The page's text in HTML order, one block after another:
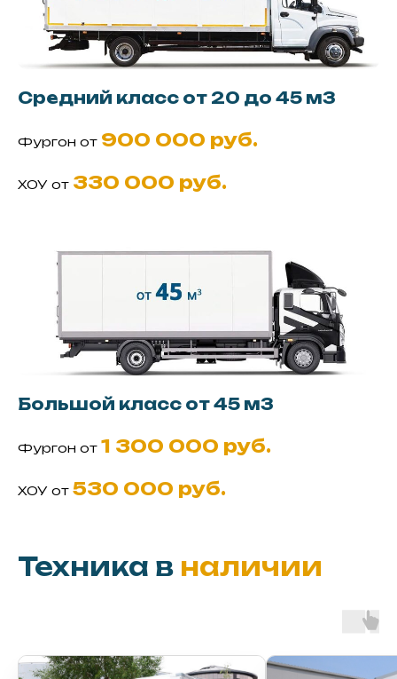
Средний класс от 20 до 45 м3
Фургон от 900 000 руб.
ХОУ от 330 000 руб.
Большой класс от 45 м3
Фургон от 1 300 000 руб.
ХОУ от 530 000 руб.
Техника в наличии